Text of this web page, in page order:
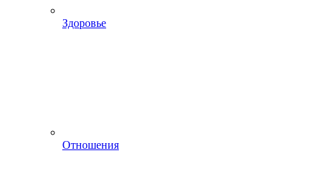
Здоровье
Отношения